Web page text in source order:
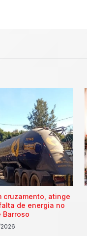
cruzamento, atinge
de energia no
Barroso